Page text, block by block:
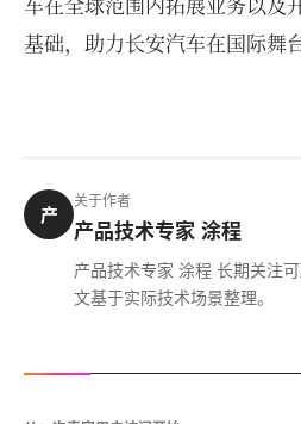
基础，助力长安汽车在国际舞
产
关于作者
产品技术专家 涂程
产品技术专家 涂程 长期关注
文基于实际技术场景整理。